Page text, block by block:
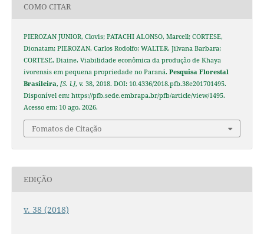
COMO CITAR
PIEROZAN JUNIOR, Clovis; PATACHI ALONSO, Marcell; CORTESE,
Dionatam; PIEROZAN, Carlos Rodolfo; WALTER, Jilvana Barbara;
CORTESE, Diaine. Viabilidade econômica da produção de Khaya
ivorensis em pequena propriedade no Paraná. Pesquisa Florestal
Brasileira, [S. l.], v. 38, 2018. DOI: 10.4336/2018.pfb.38e201701495.
Disponível em: https://pfb.sede.embrapa.br/pfb/article/view/1495.
Acesso em: 10 ago. 2026.
Fomatos de Citação
EDIÇÃO
v. 38 (2018)